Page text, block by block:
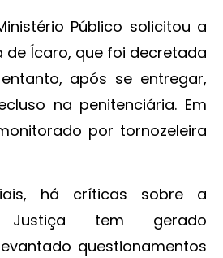
Público solicitou a
de Ícaro, que foi decretada
após se entregar,
na penitenciária. Em
por tornozeleira
há críticas sobre a
tem gerado
questionamentos